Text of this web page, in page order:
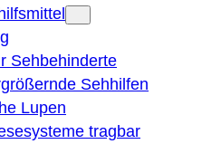
Sehbehinderte
Sehhilfen
Lupen
tragbar